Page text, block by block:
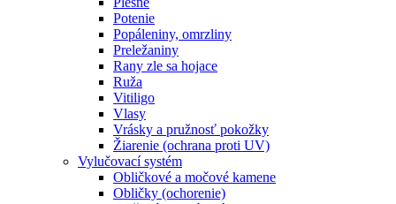
Potenie
Popáleniny, omrzliny
Preležaniny
Rany zle sa hojace
Ruža
Vitiligo
Vlasy
Vrásky a pružnosť pokožky
Žiarenie (ochrana proti UV)
Vylučovací systém
Obličkové a močové kamene
Obličky (ochorenie)